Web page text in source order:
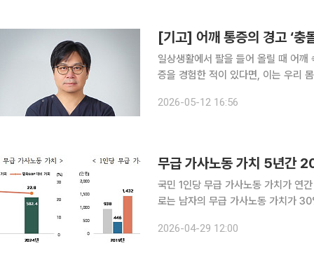
[기고] 어깨 통증의 경고 ‘충
일상생활에서 팔을 들어 올릴 때 어깨
증을 경험한 적이 있다면, 이는 우리
2026-05-12 16:56
무급 가사노동 가치 5년
국민 1인당 무급 가사노동 가치가 연
로는 남자의 무급 가사노동 가치가 30% 이상 늘었다. 국가데이터
동의 경제적 가치를 의미한다. 작성
2026-04-29 12:00